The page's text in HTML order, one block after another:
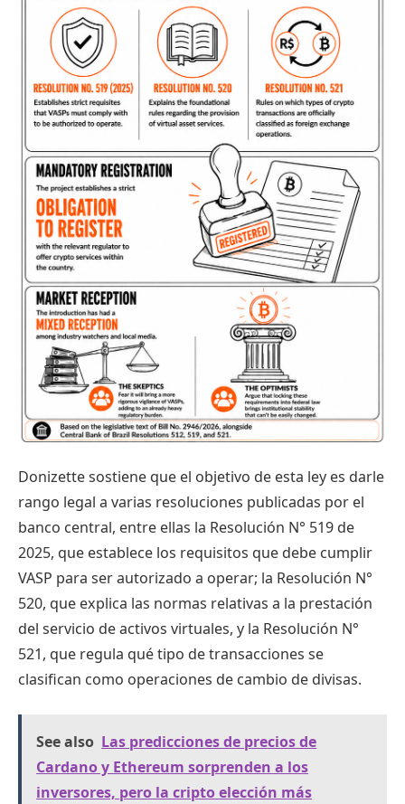
Donizette sostiene que el objetivo de esta ley es darle
rango legal a varias resoluciones publicadas por el
banco central, entre ellas la Resolución N° 519 de
2025, que establece los requisitos que debe cumplir
VASP para ser autorizado a operar; la Resolución N°
520, que explica las normas relativas a la prestación
del servicio de activos virtuales, y la Resolución N°
521, que regula qué tipo de transacciones se
clasifican como operaciones de cambio de divisas.
See also Las predicciones de precios de
Cardano y Ethereum sorprenden a los
inversores, pero la cripto elección más